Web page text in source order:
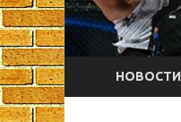
НОВОСТИ